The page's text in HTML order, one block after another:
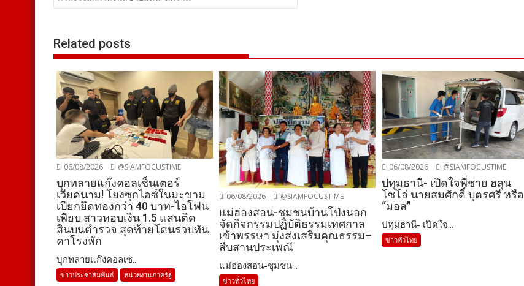
Related posts
06/08/2026 @SIAMFOCUSTIME
บุกทลายแก๊งคอลเซ็นเตอร์
เวียดนาม! โยงซุกไอซ์ในมะขาม
เปียกยึดทองกว่า 40 บาท-ไอโฟน
เพียบ สาวหอบเงิน 1.5 แสนติด
สินบนตำรวจ สุดท้ายโดนรวบทัน
คาโรงพัก
บุกทลายแก๊งคอลเซ...
ข่าวประชาสัมพันธ์ หน่วยงานภาครัฐ
06/08/2026 @SIAMFOCUSTIME
แม่ฮ่องสอน-ชุมชนบ้านโป่งนอก
จัดกิจกรรมปฏิบัติธรรมเทศกาล
เข้าพรรษา มุ่งส่งเสริมคุณธรรม–
สืบสานประเพณี
แม่ฮ่องสอน-ชุมชน...
ข่าวทั่วไทย
06/08/2026 @SIAMFOCUSTIME
ปทุมธานี- เปิดใจพี่ชาย ฮลุน
โซโล่ นายสมศักดิ์ บุตรศรี หรือ
“มอส”
ปทุมธานี- เปิดใจ...
ข่าวทั่วไทย